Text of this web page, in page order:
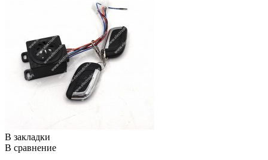
В закладки
В сравнение